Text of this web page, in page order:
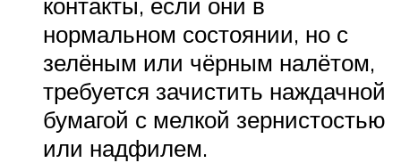
нормальном состоянии, но с
зелёным или чёрным налётом,
требуется зачистить наждачной
бумагой с мелкой зернистостью
или надфилем.